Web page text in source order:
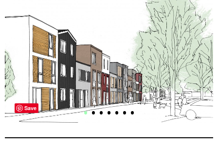
•••••••
Save